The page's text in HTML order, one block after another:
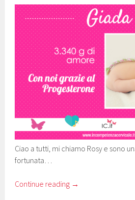
Ciao a tutti, mi chiamo Rosy e sono
fortunata…
Continue reading →